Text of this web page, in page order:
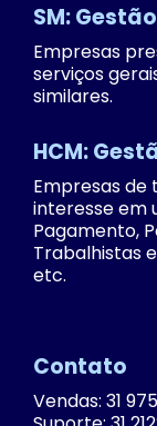
SM:
Empresas
serviços
similares.
HCM:
Empresas de
interesse em
Pagamento,
Trabalhistas
etc.
Contato
Vendas: 31